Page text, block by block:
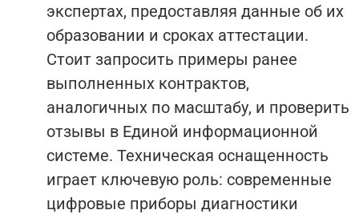
экспертах, предоставляя данные об их
образовании и сроках аттестации.
Стоит запросить примеры ранее
выполненных контрактов,
аналогичных по масштабу, и проверить
отзывы в Единой информационной
системе. Техническая оснащенность
играет ключевую роль: современные
цифровые приборы диагностики